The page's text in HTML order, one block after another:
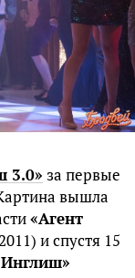
3.0» за первые
вышла
«Агент
и спустя 15